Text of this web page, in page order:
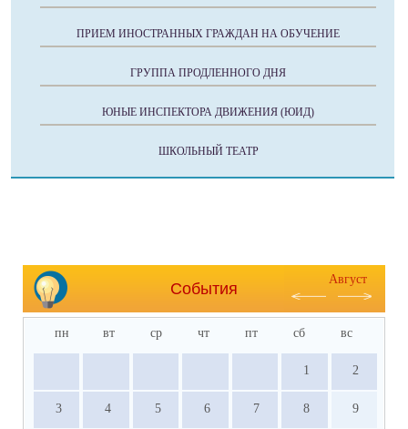
ПРИЕМ ИНОСТРАННЫХ ГРАЖДАН НА ОБУЧЕНИЕ
ГРУППА ПРОДЛЕННОГО ДНЯ
ЮНЫЕ ИНСПЕКТОРА ДВИЖЕНИЯ (ЮИД)
ШКОЛЬНЫЙ ТЕАТР
События
Август
пн вт ср чт пт сб вс
1 2
3 4 5 6 7 8 9